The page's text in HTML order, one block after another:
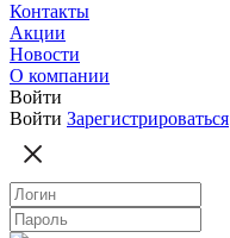
Контакты
Акции
Новости
О компании
Войти
Войти Зарегистрироваться